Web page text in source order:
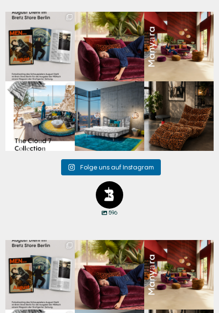
Zwischen Charakter
und Design:
Schauspieler August...
42 7
Den Kopf anlehnen. Die
Gedanken auf Reisen ...
69 2
Manyara. Inspiriert von
der Weite Afrikas....
59 2
Für jeden Lieblingsplatz
die passende Cloud.
☁️...
63 1
Cloud 7 – nicht nur zum
Sitzen, sondern auch
zum...
151 3
A bold statement. A
quiet retreat.
Mit unserem...
205 4
Folge uns auf Instagram
596
und Design:
Schauspieler August...
42 7
Den Kopf anlehnen. Die
Gedanken auf Reisen...
69 2
Manyara. Inspiriert von
der Weite Afrikas....
59 2